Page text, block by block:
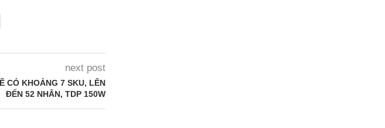
next post
CÓ KHOẢNG 7 SKU, LÊN
ĐẾN 52 NHÂN, TDP 150W